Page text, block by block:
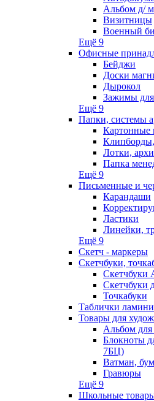
Альбом д/
Визитницы
Военный
Ещё 9
Офисные
Бейджи
Доски
Дырокол
Зажимы
Ещё 9
Папки, системы
Картонные
Лотки,
Папка
Ещё 9
Письменные и
Карандаши
Ластики
Линейки,
Ещё 9
Скетч - маркеры
Скетчбуки,
Скетчбуки
Точкабуки
Таблички
Товары для
Альбом для
Блокноты
7БЦ)
Ватман,
Гравюры
Ещё 9
Школьные